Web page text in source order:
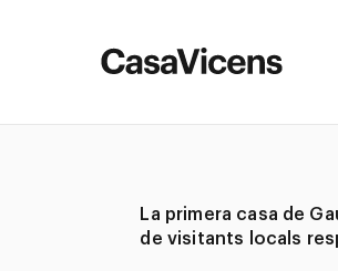
La primera casa de
de visitants locals